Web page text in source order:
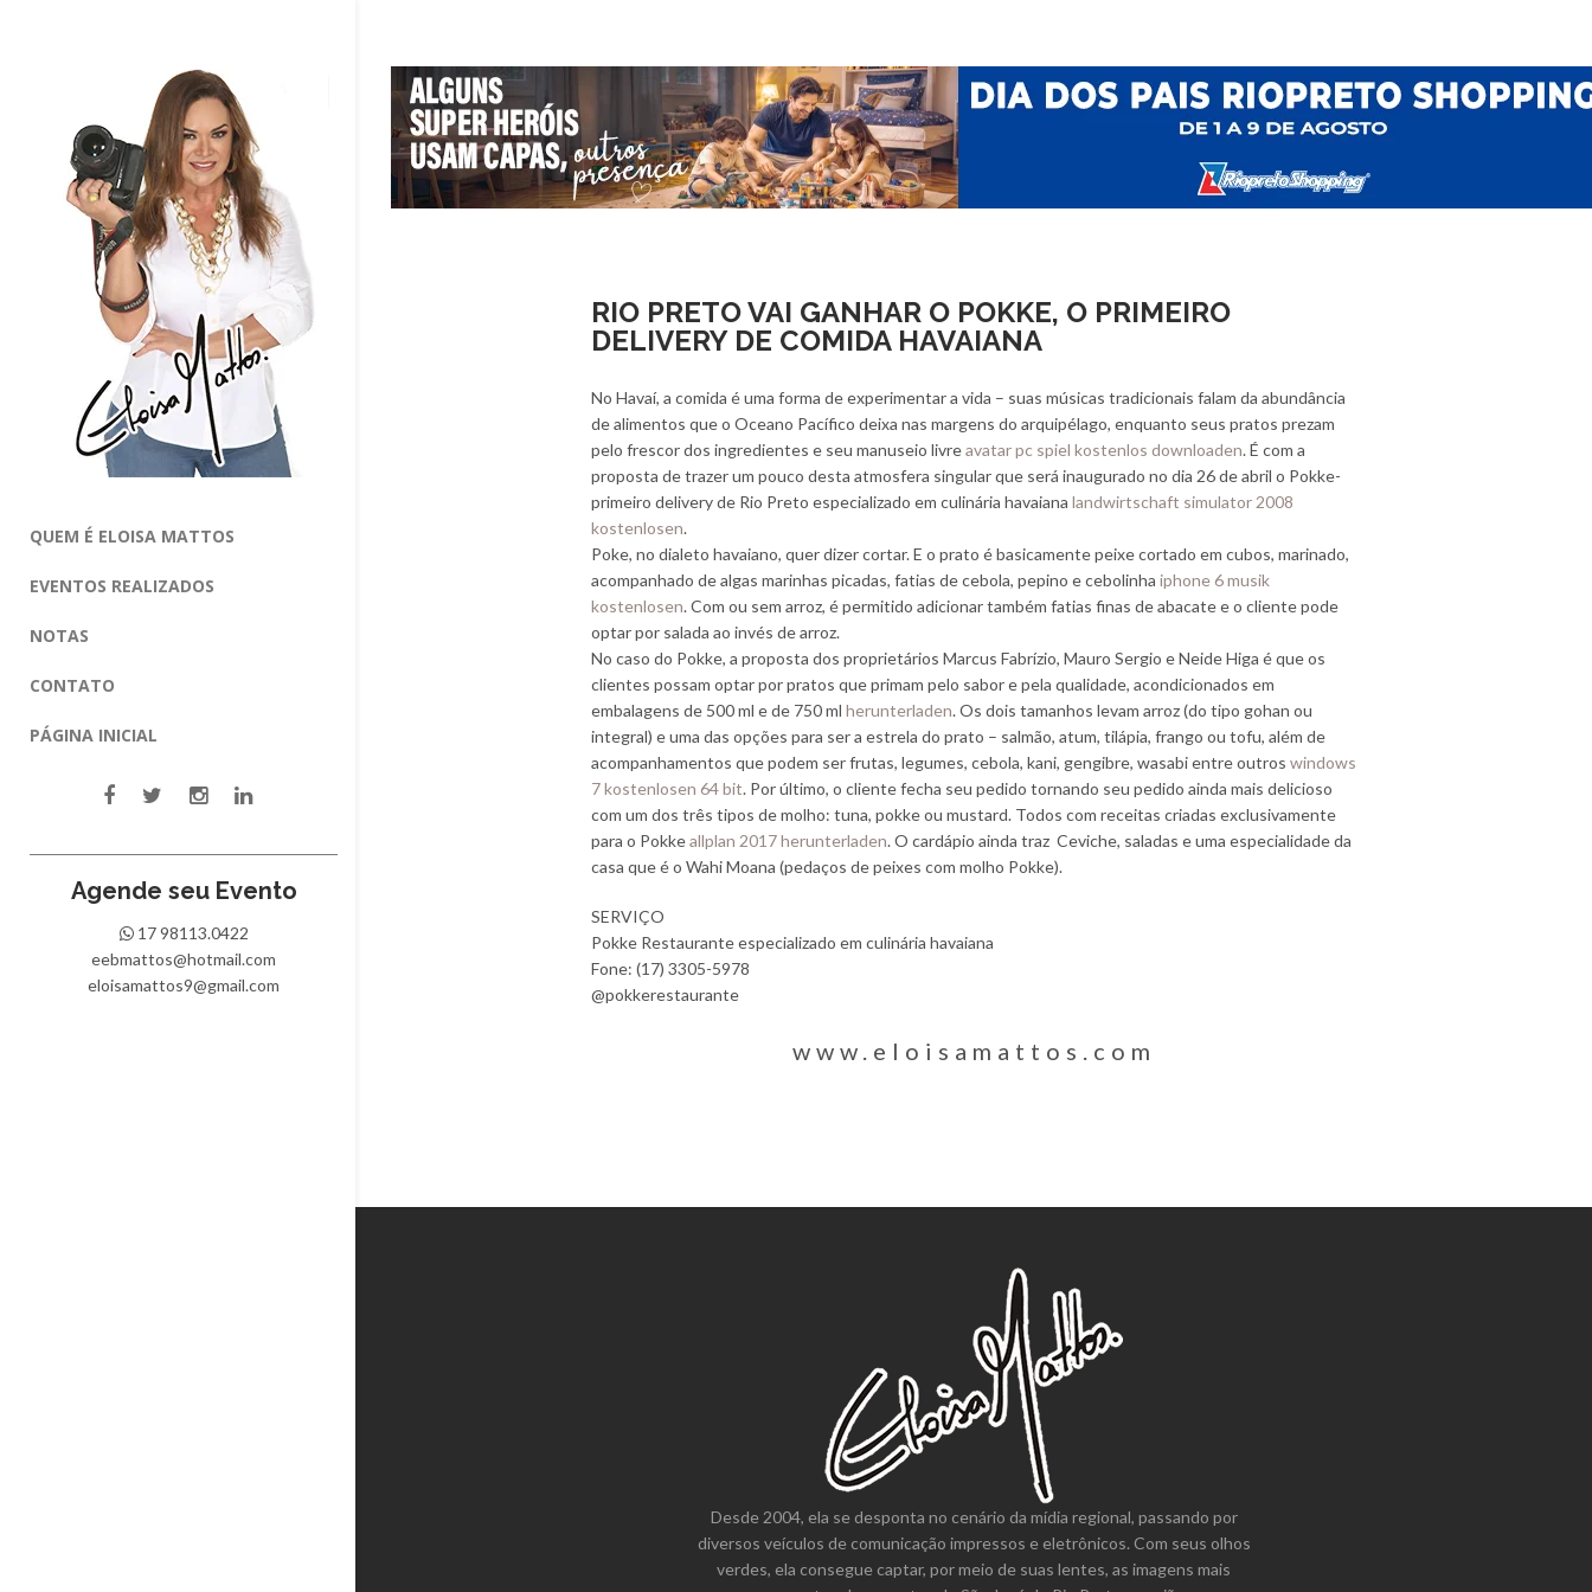
QUEM É ELOISA MATTOS
EVENTOS REALIZADOS
NOTAS
CONTATO
PÁGINA INICIAL
Agende seu Evento
17 98113.0422
eebmattos@hotmail.com
eloisamattos9@gmail.com
RIO PRETO VAI GANHAR O POKKE, O PRIMEIRO
DELIVERY DE COMIDA HAVAIANA
No Havaí, a comida é uma forma de experimentar a vida – suas músicas tradicionais falam da abundância
de alimentos que o Oceano Pacífico deixa nas margens do arquipélago, enquanto seus pratos prezam
pelo frescor dos ingredientes e seu manuseio livreavatar pc spiel kostenlos downloaden. É com a
proposta de trazer um pouco desta atmosfera singular que será inaugurado no dia 26 de abril o Pokke-
primeiro delivery de Rio Preto especializado em culinária havaiana landwirtschaft simulator 2008
kostenlosen.
Poke, no dialeto havaiano, quer dizer cortar. E o prato é basicamente peixe cortado em cubos, marinado,
acompanhado de algas marinhas picadas, fatias de cebola, pepino e cebolinha iphone 6 musik
kostenlosen. Com ou sem arroz, é permitido adicionar também fatias finas de abacate e o cliente pode
optar por salada ao invés de arroz.
No caso do Pokke, a proposta dos proprietários Marcus Fabrízio, Mauro Sergio e Neide Higa é que os
clientes possam optar por pratos que primam pelo sabor e pela qualidade, acondicionados em
embalagens de 500 ml e de 750 ml herunterladen. Os dois tamanhos levam arroz (do tipo gohan ou
integral) e uma das opções para ser a estrela do prato – salmão, atum, tilápia, frango ou tofu, além de
acompanhamentos que podem ser frutas, legumes, cebola, kani, gengibre, wasabi entre outros windows
7 kostenlosen 64 bit. Por último, o cliente fecha seu pedido tornando seu pedido ainda mais delicioso
com um dos três tipos de molho: tuna, pokke ou mustard. Todos com receitas criadas exclusivamente
para o Pokkeallplan 2017 herunterladen. O cardápio ainda traz Ceviche, saladas e uma especialidade da
casa que é o Wahi Moana (pedaços de peixes com molho Pokke).
SERVIÇO
Pokke Restaurante especializado em culinária havaiana
Fone: (17) 3305-5978
@pokkerestaurante
www.eloisamattos.com
Desde 2004, ela se desponta no cenário da mídia regional, passando por
diversos veículos de comunicação impressos e eletrônicos. Com seus olhos
verdes, ela consegue captar, por meio de suas lentes, as imagens mais